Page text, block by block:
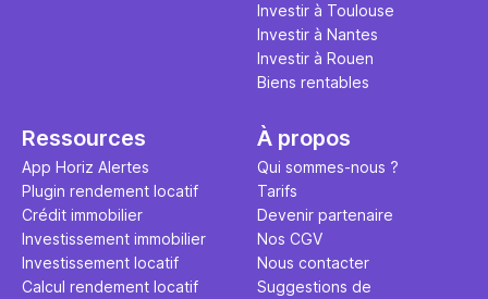
Investir à Toulouse
Investir à Nantes
Investir à Rouen
Biens rentables
Ressources
App Horiz Alertes
Plugin rendement locatif
Crédit immobilier
Investissement immobilier
Investissement locatif
Calcul rendement locatif
À propos
Qui sommes-nous ?
Tarifs
Devenir partenaire
Nos CGV
Nous contacter
Suggestions de